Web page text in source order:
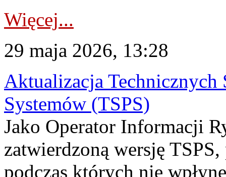
Więcej...
29 maja 2026, 13:28
Aktualizacja Technicznych
Systemów (TSPS)
Jako Operator Informacji
zatwierdzoną wersję
podczas których nie